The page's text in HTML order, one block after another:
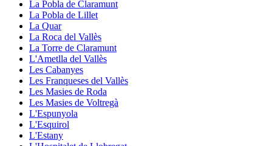
La Pobla de Claramunt
La Pobla de Lillet
La Quar
La Roca del Vallès
La Torre de Claramunt
L'Ametlla del Vallès
Les Cabanyes
Les Franqueses del Vallès
Les Masies de Roda
Les Masies de Voltregà
L'Espunyola
L'Esquirol
L'Estany